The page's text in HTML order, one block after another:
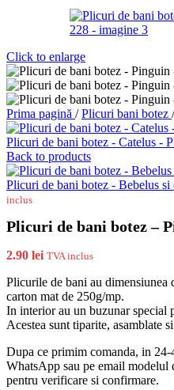
Click to enlarge
Prima pagină / Plicuri bani botez /
Plicuri de bani botez - Catelus -
Back to products
Plicuri de bani botez - Bebelus
inclus
Plicuri de bani botez –
2.90 lei TVA inclus
Plicurile de bani au dimensiunea
carton mat de 250g/mp.
In interior au un buzunar special
Acestea sunt tiparite, asamblate
Dupa ce primim comanda, in
WhatsApp sau pe email
pentru verificare si confirmare.